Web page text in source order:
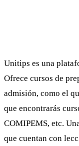
Unitips es una
Ofrece cursos de
admisión, como el
que encontrarás
COMIPEMS, etc.
que cuentan con